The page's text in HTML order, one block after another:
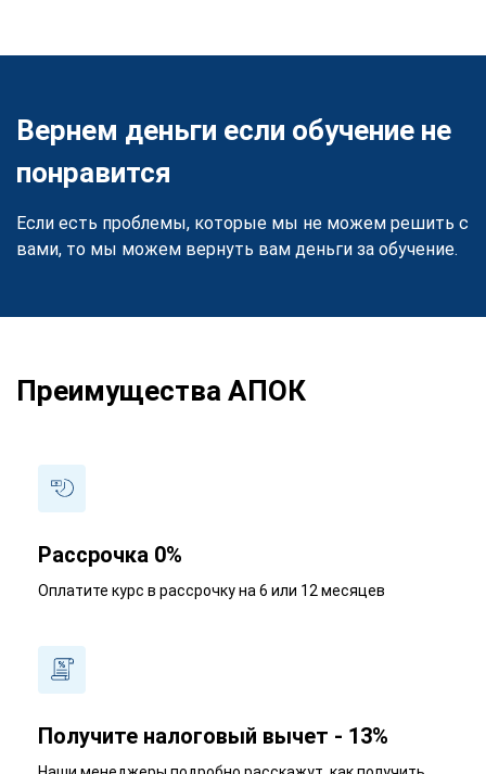
Вернем деньги если обучение не
понравится
Если есть проблемы, которые мы не можем решить с
вами, то мы можем вернуть вам деньги за обучение.
Преимущества АПОК
Рассрочка 0%
Оплатите курс в рассрочку на 6 или 12 месяцев
Получите налоговый вычет - 13%